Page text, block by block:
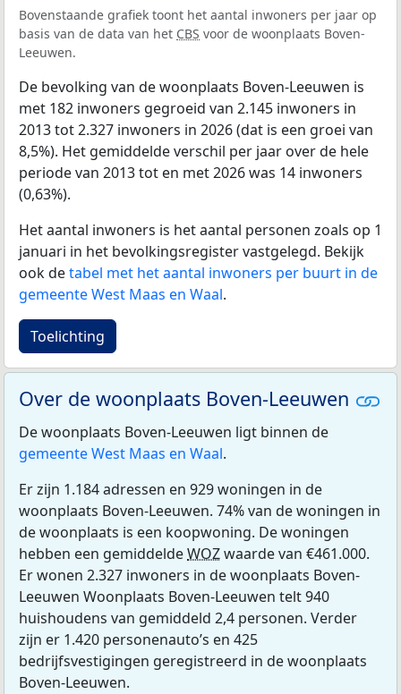
Bovenstaande grafiek toont het aantal inwoners per jaar op
basis van de data van het CBS voor de woonplaats Boven-
Leeuwen.
De bevolking van de woonplaats Boven-Leeuwen is
met 182 inwoners gegroeid van 2.145 inwoners in
2013 tot 2.327 inwoners in 2026 (dat is een groei van
8,5%). Het gemiddelde verschil per jaar over de hele
periode van 2013 tot en met 2026 was 14 inwoners
(0,63%).
Het aantal inwoners is het aantal personen zoals op 1
januari in het bevolkingsregister vastgelegd. Bekijk
ook detabel met het aantal inwoners per buurt in de
gemeente West Maas en Waal.
Toelichting
Over de woonplaats Boven-Leeuwen
De woonplaats Boven-Leeuwen ligt binnen de
gemeente West Maas en Waal.
Er zijn 1.184 adressen en 929 woningen in de
woonplaats Boven-Leeuwen. 74% van de woningen in
de woonplaats is een koopwoning. De woningen
hebben een gemiddeldeWOZwaarde van €461.000.
Er wonen 2.327 inwoners in de woonplaats Boven-
Leeuwen Woonplaats Boven-Leeuwen telt 940
huishoudens van gemiddeld 2,4 personen. Verder
zijn er 1.420 personenauto’s en 425
bedrijfsvestigingen geregistreerd in de woonplaats
Boven-Leeuwen.